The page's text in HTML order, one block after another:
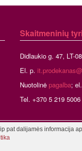
Skaitmeninių
Didlaukio g. 47, LT-
El. p.
Nuotolinė pagalba;
Tel. +370 5 219 5006
pat dalijamės informacija